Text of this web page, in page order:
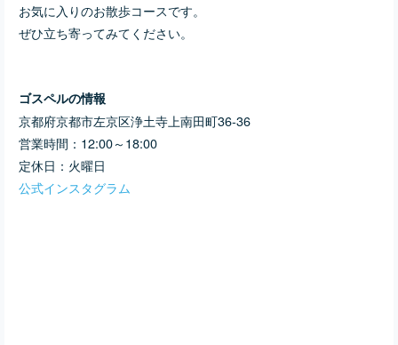
お気に入りのお散歩コースです。
ぜひ立ち寄ってみてください。
ゴスペルの情報
京都府京都市左京区浄土寺上南田町36-36
営業時間：12:00～18:00
定休日：火曜日
公式インスタグラム